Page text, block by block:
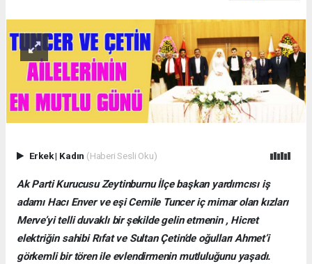
Erkek| Kadın (Haberi Sesli Oku)
Ak Parti Kurucusu Zeytinburnu İlçe başkan yardımcısı iş
adamı Hacı Enver ve eşi Cemile Tuncer iç mimar olan kızları
Merve’yi telli duvaklı bir şekilde gelin etmenin , Hicret
elektriğin sahibi Rıfat ve Sultan Çetin’de oğulları Ahmet’i
görkemli bir tören ile evlendirmenin mutluluğunu yaşadı.